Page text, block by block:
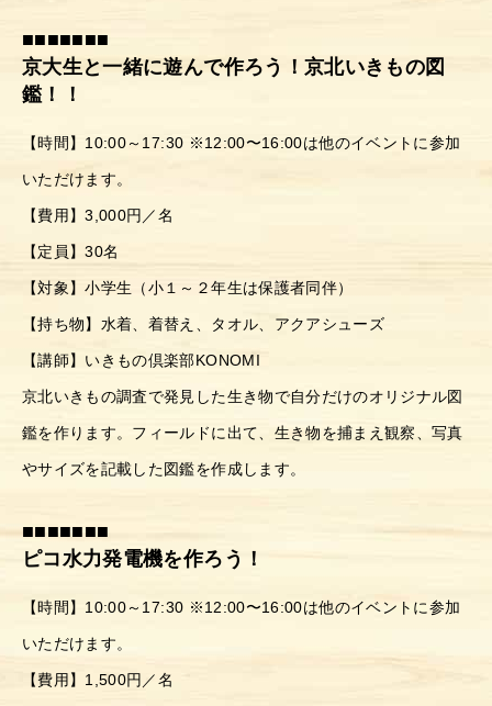
■■■■■■■
京大生と一緒に遊んで作ろう！京北いきもの図
鑑！！
【時間】10:00～17:30 ※12:00〜16:00は他のイベントに参加
いただけます。
【費用】3,000円／名
【定員】30名
【対象】小学生（小１～２年生は保護者同伴）
【持ち物】水着、着替え、タオル、アクアシューズ
【講師】いきもの倶楽部KONOMI
京北いきもの調査で発見した生き物で自分だけのオリジナル図
鑑を作ります。フィールドに出て、生き物を捕まえ観察、写真
やサイズを記載した図鑑を作成します。
■■■■■■■
ピコ水力発電機を作ろう！
【時間】10:00～17:30 ※12:00〜16:00は他のイベントに参加
いただけます。
【費用】1,500円／名